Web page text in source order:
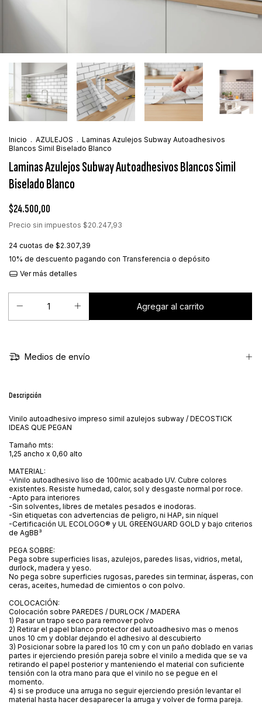
Inicio . AZULEJOS . Laminas Azulejos Subway Autoadhesivos
Blancos Simil Biselado Blanco
Laminas Azulejos Subway Autoadhesivos Blancos Simil
Biselado Blanco
$24.500,00
Precio sin impuestos $20.247,93
24 cuotas de $2.307,39
10% de descuento pagando con Transferencia o depósito
Ver más detalles
Medios de envío
Descripción
Vinilo autoadhesivo impreso simil azulejos subway / DECOSTICK
IDEAS QUE PEGAN
Tamaño mts:
1,25 ancho x 0,60 alto
MATERIAL:
-Vinilo autoadhesivo liso de 100mic acabado UV. Cubre colores
existentes. Resiste humedad, calor, sol y desgaste normal por roce.
-Apto para interiores
-Sin solventes, libres de metales pesados e inodoras.
-Sin etiquetas con advertencias de peligro, ni HAP, sin níquel
-Certificación UL ECOLOGO® y UL GREENGUARD GOLD y bajo criterios
de AgBB³
PEGA SOBRE:
Pega sobre superficies lisas, azulejos, paredes lisas, vidrios, metal,
durlock, madera y yeso.
No pega sobre superficies rugosas, paredes sin terminar, ásperas, con
ceras, aceites, humedad de cimientos o con polvo.
COLOCACIÓN:
Colocación sobre PAREDES / DURLOCK / MADERA
1) Pasar un trapo seco para remover polvo
2) Retirar el papel blanco protector del autoadhesivo mas o menos
unos 10 cm y doblar dejando el adhesivo al descubierto
3) Posicionar sobre la pared los 10 cm y con un paño doblado en varias
partes ir ejerciendo presión pareja sobre el vinilo a medida que se va
retirando el papel posterior y manteniendo el material con suficiente
tensión con la otra mano para que el vinilo no se pegue en el
momento.
4) si se produce una arruga no seguir ejerciendo presión levantar el
material hasta hacer desaparecer la arruga y volver de forma pareja.